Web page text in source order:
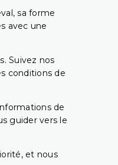
sa forme
avec une
Suivez nos
conditions de
de
guider vers le
et nous